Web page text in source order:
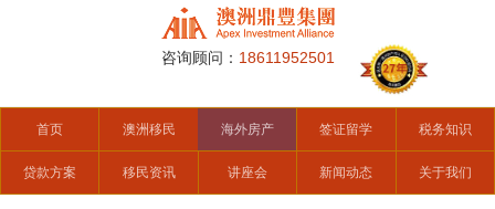
咨询顾问： 18611952501
首页 澳洲移民 海外房产 签证留学 税务知识
贷款方案 移民资讯 讲座会 新闻动态 关于我们